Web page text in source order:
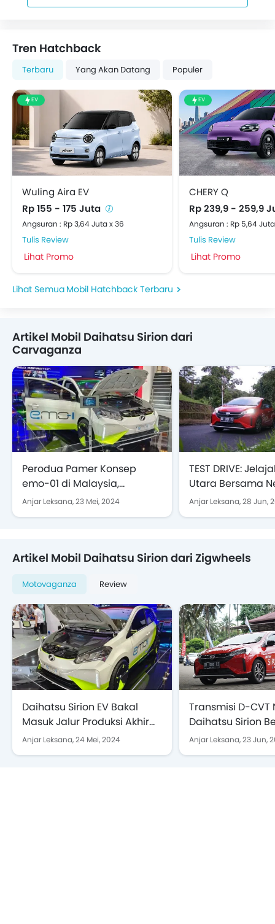
Tren Hatchback
Terbaru Yang Akan Datang Populer
EV
Wuling Aira EV
Rp 155 - 175 Juta
Angsuran : Rp 3,64 Juta x 36
Tulis Review
Lihat Promo
EV
CHERY Q
Rp 239,9 - 259,9
Angsuran : Rp 5,64
Tulis Review
Lihat Promo
Mobil Hatchback Terbaru
Artikel Mobil Daihatsu Sirion dari
Carvaganza
Perodua Pamer Konsep
emo-01 di Malaysia,
Daihatsu Sirion Versi Listrik
Anjar Leksana,23 Mei, 2024
TEST DRIVE:
Utara Bersama
Daihatsu Sirion
Anjar Leksana,28 Jun,
Artikel Mobil Daihatsu Sirion dari Zigwheels
Motovaganza Review
Daihatsu Sirion EV Bakal
Masuk Jalur Produksi Akhir
2025
Anjar Leksana,24 Mei, 2024
Transmisi D-CVT
Daihatsu Sirion
dengan Honda
Anjar Leksana,23 Jun,